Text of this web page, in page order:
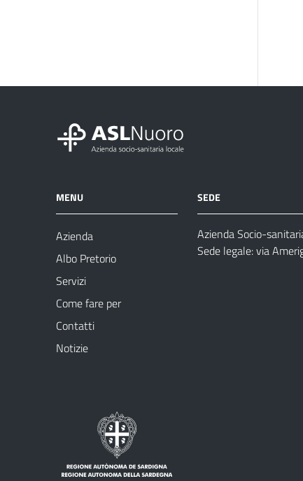
MENU
Azienda
Albo Pretorio
Servizi
Come fare per
Contatti
Notizie
SEDE
Azienda Socio-
Sede legale: via